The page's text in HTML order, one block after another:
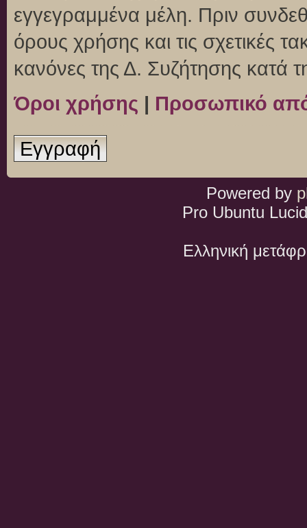
εγγεγραμμένα μέλη. Πριν
όρους χρήσης και τις σχετικές
κανόνες της Δ. Συζήτησης κατά
Όροι χρήσης | Προσωπικό
Εγγραφή
Powered by
Pro Ubuntu
Ελληνική